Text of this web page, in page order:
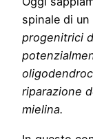
spinale di
progenitrici
riparazione
mielina.